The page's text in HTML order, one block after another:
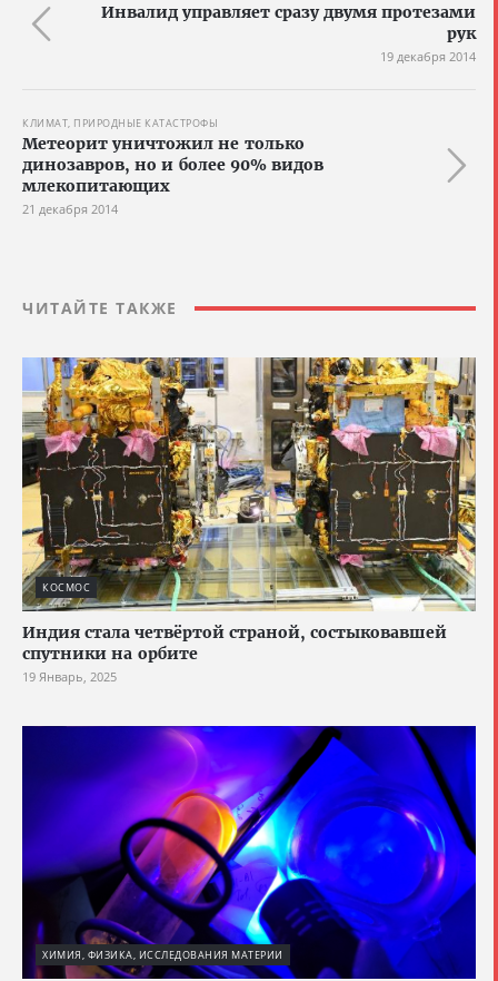
Инвалид управляет сразу двумя протезами
рук
19 декабря 2014
КЛИМАТ, ПРИРОДНЫЕ КАТАСТРОФЫ
Метеорит уничтожил не только
динозавров, но и более 90% видов
млекопитающих
21 декабря 2014
ЧИТАЙТЕ ТАКЖЕ
КОСМОС
Индия стала четвёртой страной, состыковавшей
спутники на орбите
19 Январь, 2025
ХИМИЯ, ФИЗИКА, ИССЛЕДОВАНИЯ МАТЕРИИ